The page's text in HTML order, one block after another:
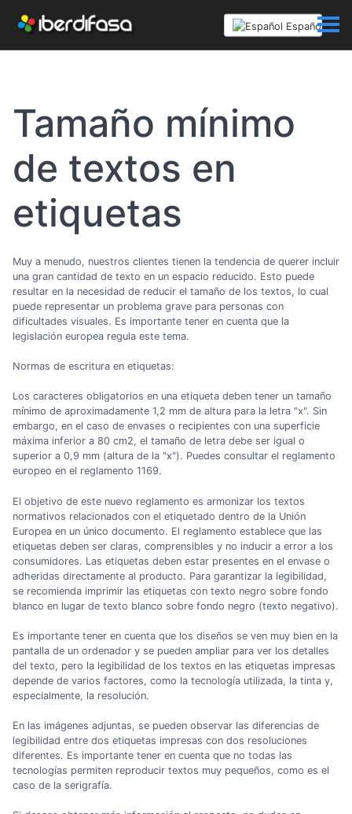
Español
Tamaño mínimo
de textos en
etiquetas
Muy a menudo, nuestros clientes tienen la tendencia de querer incluir
una gran cantidad de texto en un espacio reducido. Esto puede
resultar en la necesidad de reducir el tamaño de los textos, lo cual
puede representar un problema grave para personas con
dificultades visuales. Es importante tener en cuenta que la
legislación europea regula este tema.
Normas de escritura en etiquetas:
Los caracteres obligatorios en una etiqueta deben tener un tamaño
mínimo de aproximadamente 1,2 mm de altura para la letra "x". Sin
embargo, en el caso de envases o recipientes con una superficie
máxima inferior a 80 cm2, el tamaño de letra debe ser igual o
superior a 0,9 mm (altura de la "x"). Puedes consultar el reglamento
europeo en el reglamento 1169.
El objetivo de este nuevo reglamento es armonizar los textos
normativos relacionados con el etiquetado dentro de la Unión
Europea en un único documento. El reglamento establece que las
etiquetas deben ser claras, comprensibles y no inducir a error a los
consumidores. Las etiquetas deben estar presentes en el envase o
adheridas directamente al producto. Para garantizar la legibilidad,
se recomienda imprimir las etiquetas con texto negro sobre fondo
blanco en lugar de texto blanco sobre fondo negro (texto negativo).
Es importante tener en cuenta que los diseños se ven muy bien en la
pantalla de un ordenador y se pueden ampliar para ver los detalles
del texto, pero la legibilidad de los textos en las etiquetas impresas
depende de varios factores, como la tecnología utilizada, la tinta y,
especialmente, la resolución.
En las imágenes adjuntas, se pueden observar las diferencias de
legibilidad entre dos etiquetas impresas con dos resoluciones
diferentes. Es importante tener en cuenta que no todas las
tecnologías permiten reproducir textos muy pequeños, como es el
caso de la serigrafía.